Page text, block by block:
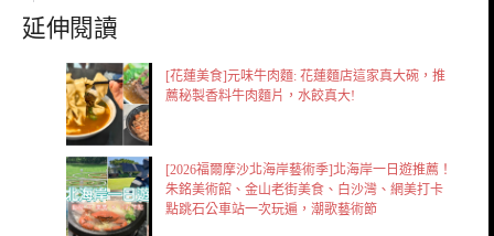
延伸閱讀
[花蓮美食]元味牛肉麵: 花蓮麵店這家真大碗，推
薦秘製香料牛肉麵片，水餃真大!
[2026福爾摩沙北海岸藝術季]北海岸一日遊推薦！
朱銘美術館、金山老街美食、白沙灣、網美打卡
點跳石公車站一次玩遍，潮歌藝術節